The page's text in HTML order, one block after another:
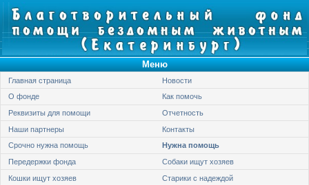
Меню
Главная страница
Новости
О фонде
Как помочь
Реквизиты для помощи
Отчетность
Наши партнеры
Контакты
Срочно нужна помощь
Нужна помощь
Передержки фонда
Собаки ищут хозяев
Кошки ищут хозяев
Старики с надеждой